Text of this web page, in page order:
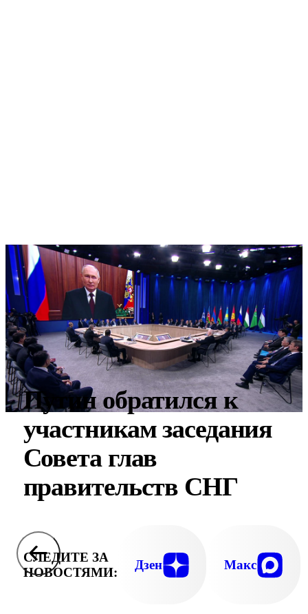
Путин обратился к
участникам заседания
Совета глав
правительств СНГ
СЛЕДИТЕ ЗА
НОВОСТЯМИ:
Дзен Макс